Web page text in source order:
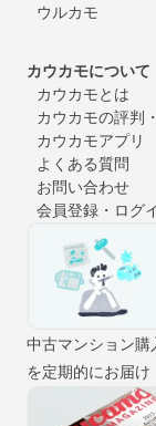
ウルカモ
カウカモについて
カウカモとは
カウカモの評判
カウカモアプリ
よくある質問
お問い合わせ
会員登録・ログ
中古マンション購
を定期的にお届け